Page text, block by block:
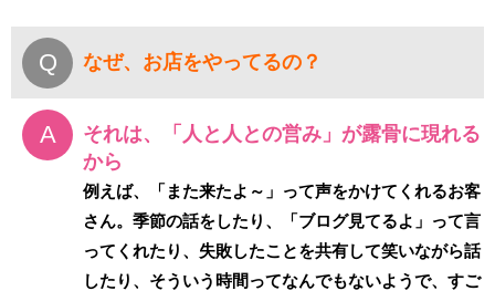
なぜ、お店をやってるの？
それは、「人と人との営み」が露骨に現れる
から
例えば、「また来たよ～」って声をかけてくれるお客
さん。季節の話をしたり、「ブログ見てるよ」って言
ってくれたり、失敗したことを共有して笑いながら話
したり、そういう時間ってなんでもないようで、すご